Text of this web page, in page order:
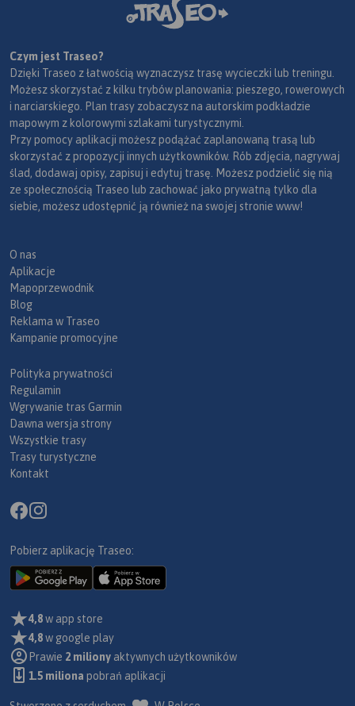
Czym jest Traseo?
Dzięki Traseo z łatwością wyznaczysz trasę wycieczki lub treningu.
Możesz skorzystać z kilku trybów planowania: pieszego, rowerowych
i narciarskiego. Plan trasy zobaczysz na autorskim podkładzie
mapowym z kolorowymi szlakami turystycznymi.
Przy pomocy aplikacji możesz podążać zaplanowaną trasą lub
skorzystać z propozycji innych użytkowników. Rób zdjęcia, nagrywaj
ślad, dodawaj opisy, zapisuj i edytuj trasę. Możesz podzielić się nią
ze społecznością Traseo lub zachować jako prywatną tylko dla
siebie, możesz udostępnić ją również na swojej stronie www!
O nas
Aplikacje
Mapoprzewodnik
Blog
Reklama w Traseo
Kampanie promocyjne
Polityka prywatności
Regulamin
Wgrywanie tras Garmin
Dawna wersja strony
Wszystkie trasy
Trasy turystyczne
Kontakt
Pobierz aplikację Traseo:
4,8w app store
4,8w google play
Prawie 2 miliony aktywnych użytkowników
1.5 miliona pobrań aplikacji